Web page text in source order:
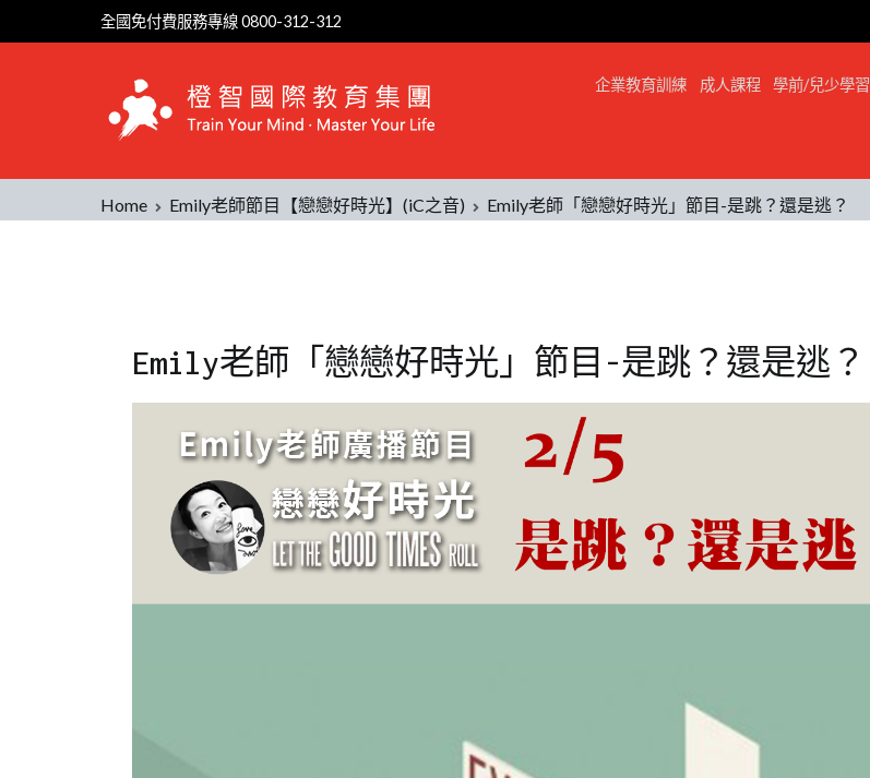
全國免付費服務專線 0800-312-312
企業教育訓練 成人課程 學前/兒少學習
Home Emily老師節目【戀戀好時光】(iC之音) Emily老師「戀戀好時光」節目-是跳？還是逃？
Emily老師「戀戀好時光」節目-是跳？還是逃？